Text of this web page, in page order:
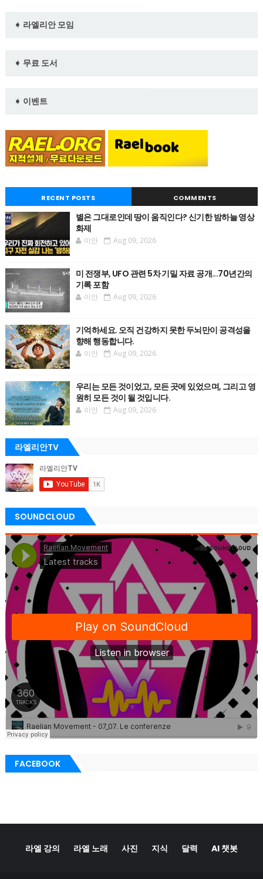
➧ 라엘리안 모임
➧ 무료 도서
➧ 이벤트
RECENT POSTS COMMENTS
별은 그대로인데 땅이 움직인다? 신기한 밤하늘 영상
화제
이안 Aug 09, 2026
미 전쟁부, UFO 관련 5차 기밀 자료 공개...70년간의
기록 포함
이안 Aug 09, 2026
기억하세요. 오직 건강하지 못한 두뇌만이 공격성을
향해 행동합니다.
이안 Aug 09, 2026
우리는 모든 것이었고, 모든 곳에 있었으며, 그리고 영
원히 모든 것이 될 것입니다.
이안 Aug 09, 2026
라엘리안TV
SOUNDCLOUD
FACEBOOK
라엘 강의 라엘 노래 사진 지식 달력 AI 챗봇